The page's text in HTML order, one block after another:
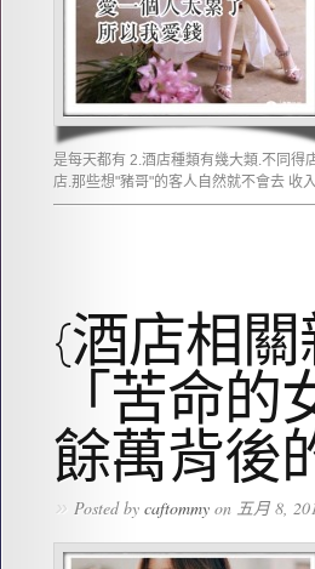
是每天都有 2.酒店種類有幾大類.不同得
店.那些想"豬哥"的客人自然就不會去 收
{酒店相關
「苦命
餘萬背後
» Posted by caftommy on 五月 8,